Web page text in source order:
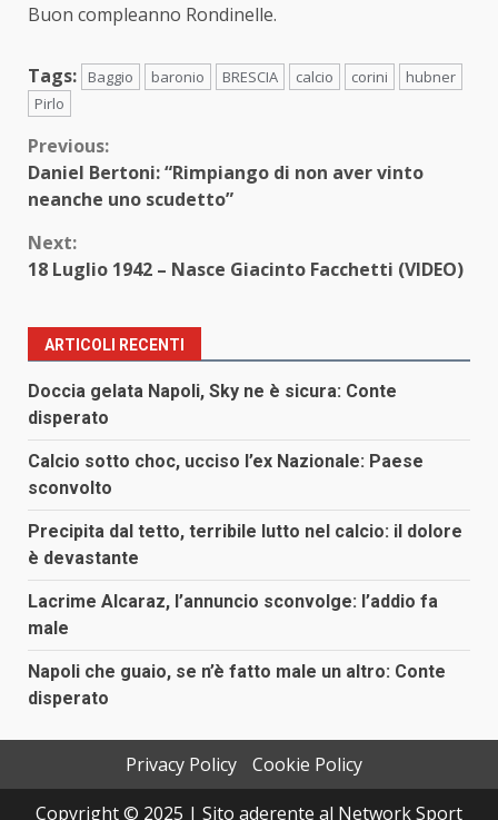
Buon compleanno Rondinelle.
Tags: Baggio baronio BRESCIA calcio corini
hubner
Pirlo
Continue
Reading
Previous:
Daniel Bertoni: “Rimpiango di non aver vinto
neanche uno scudetto”
Next:
18 Luglio 1942 – Nasce Giacinto Facchetti (VIDEO)
ARTICOLI RECENTI
Doccia gelata Napoli, Sky ne è sicura: Conte
disperato
Calcio sotto choc, ucciso l’ex Nazionale: Paese
sconvolto
Precipita dal tetto, terribile lutto nel calcio: il dolore
è devastante
Lacrime Alcaraz, l’annuncio sconvolge: l’addio fa
male
Napoli che guaio, se n’è fatto male un altro: Conte
disperato
Privacy Policy
Cookie Policy
Copyright © 2025 | Sito aderente al Network Sport